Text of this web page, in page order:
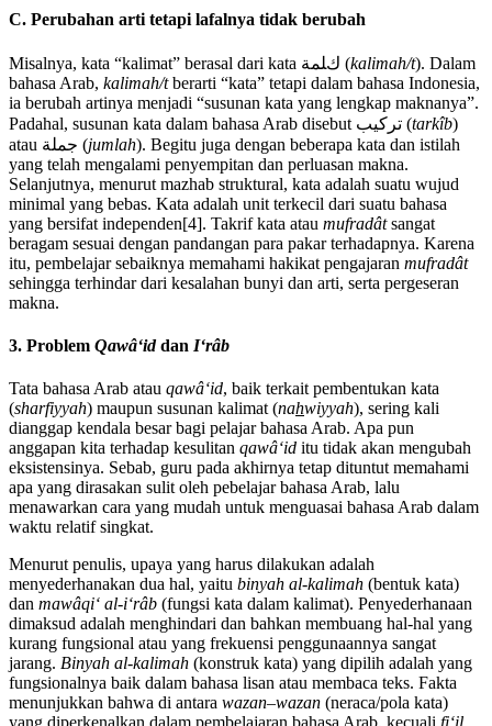
C. Perubahan arti tetapi lafalnya tidak berubah
Misalnya, kata “kalimatˮ berasal dari kata كﻠﻤﺔ (kalimah/t). Dalam
bahasa Arab, kalimah/tberarti “kata” tetapi dalam bahasa Indonesia,
ia berubah artinya menjadi “susunan kata yang lengkap maknanya”.
Padahal, susunan kata dalam bahasa Arab disebut ﺗﺮﻛﻴﺐ (tarkîb)
atau ﺟﻤﻠﺔ (jumlah). Begitu juga dengan beberapa kata dan istilah
yang telah mengalami penyempitan dan perluasan makna.
Selanjutnya, menurut mazhab struktural, kata adalah suatu wujud
minimal yang bebas. Kata adalah unit terkecil dari suatu bahasa
yang bersifat independen[4]. Takrif kata atau mufradâtsangat
beragam sesuai dengan pandangan para pakar terhadapnya. Karena
itu, pembelajar sebaiknya memahami hakikat pengajaran mufradât
sehingga terhindar dari kesalahan bunyi dan arti, serta pergeseran
makna.
3. Problem Qawâʻiddan Iʻrâb
Tata bahasa Arab atau qawâʻid, baik terkait pembentukan kata
(sharfiyyah) maupun susunan kalimat (nahwiyyah), sering kali
dianggap kendala besar bagi pelajar bahasa Arab. Apa pun
anggapan kita terhadap kesulitan qawâʻid itu tidak akan mengubah
eksistensinya. Sebab, guru pada akhirnya tetap dituntut memahami
apa yang dirasakan sulit oleh pebelajar bahasa Arab, lalu
menawarkan cara yang mudah untuk menguasai bahasa Arab dalam
waktu relatif singkat.
Menurut penulis, upaya yang harus dilakukan adalah
menyederhanakan dua hal, yaitu binyah al-kalimah (bentuk kata)
dan mawâqiʻ al-iʻrâb (fungsi kata dalam kalimat). Penyederhanaan
dimaksud adalah menghindari dan bahkan membuang hal-hal yang
kurang fungsional atau yang frekuensi penggunaannya sangat
jarang. Binyah al-kalimah (konstruk kata) yang dipilih adalah yang
fungsionalnya baik dalam bahasa lisan atau membaca teks. Fakta
menunjukkan bahwa di antara wazan–wazan (neraca/pola kata)